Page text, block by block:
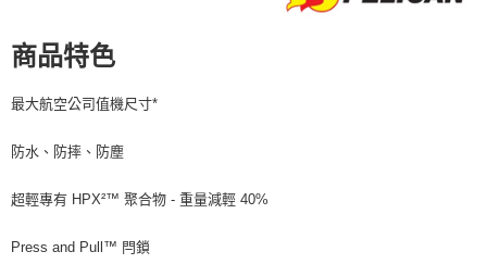
時審查核予不同之上限額度；若仍有額度不足之情形，本公司將視審查結果
請求用戶進行身份認證。
恩沛科技股份有限公司將有權停止該用戶之使用額度並採取法律行動。
商品特色
最大航空公司值機尺寸*
防水、防摔、防塵
超輕專有 HPX²™ 聚合物 - 重量減輕 40%
Press and Pull™ 閂鎖